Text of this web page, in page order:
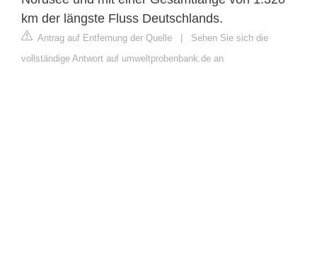
km der längste Fluss Deutschlands.
Antrag auf Entfernung der Quelle
Sehen Sie sich die
vollständige Antwort auf umweltprobenbank.de an